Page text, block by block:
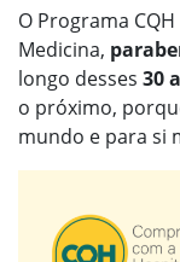
O Programa
Medicina,
longo desses 30
o próximo,
mundo e para si